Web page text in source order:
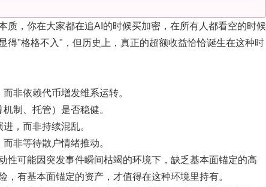
质，你在大家都在追AI的时候买加密，在所有人都看空的时候
得"格格不入"，但历史上，真正的超额收益恰恰诞生在这种时
非依赖代币增发维系运转。
制、托管）是否稳健。
，而非持续混乱。
非等待散户情绪推动。
性可能因突发事件瞬间枯竭的环境下，缺乏基本面锚定的高
，有基本面锚定的资产，才值得在这种环境里持有。